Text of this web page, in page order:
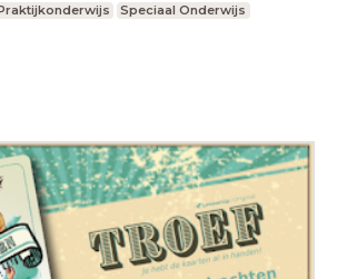
Speciaal Onderwijs